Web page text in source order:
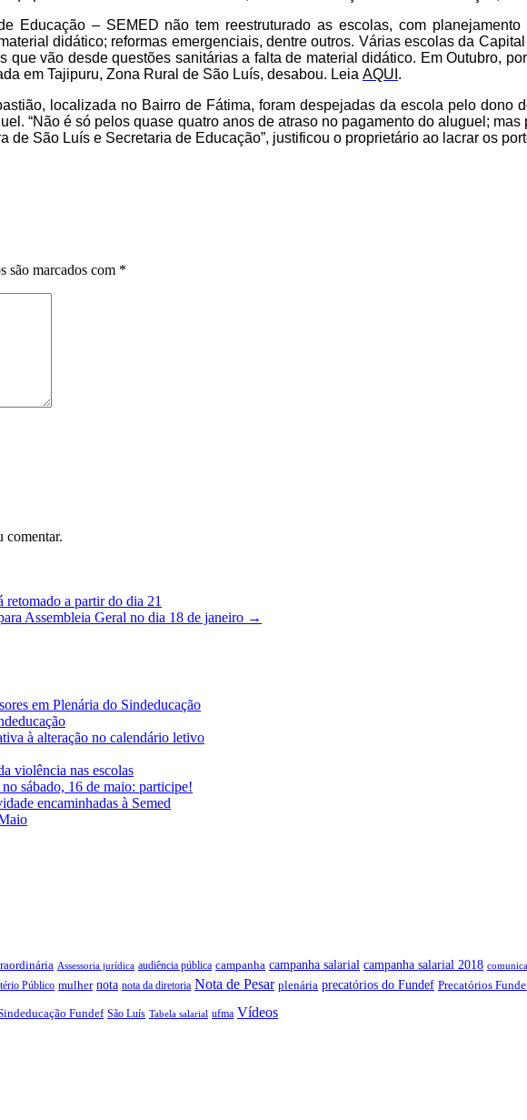
Educação – SEMED não tem reestruturado as escolas, com
didático; reformas emergenciais, dentre outros. Várias escolas da
vão desde questões sanitárias a falta de material didático. Em Outubro,
em Tajipuru, Zona Rural de São Luís, desabou. Leia AQUI .
localizada no Bairro de Fátima, foram despejadas da escola pelo dono
“Não é só pelos quase quatro anos de atraso no pagamento do aluguel;
São Luís e Secretaria de Educação”, justificou o proprietário ao lacrar os
são marcados com *
comentar.
a partir do dia 21
Assembleia Geral no dia 18 de janeiro →
em Plenária do Sindeducação
à alteração no calendário letivo
violência nas escolas
sábado, 16 de maio: participe!
encaminhadas à Semed
Assessoria jurídica audiência pública campanha campanha salarial campanha salarial 2018
Público mulher nota nota da diretoria Nota de Pesar plenária precatórios do Fundef Precatórios
Fundef São Luís Tabela salarial ufma Vídeos